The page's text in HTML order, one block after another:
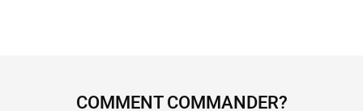
COMMENT COMMANDER?